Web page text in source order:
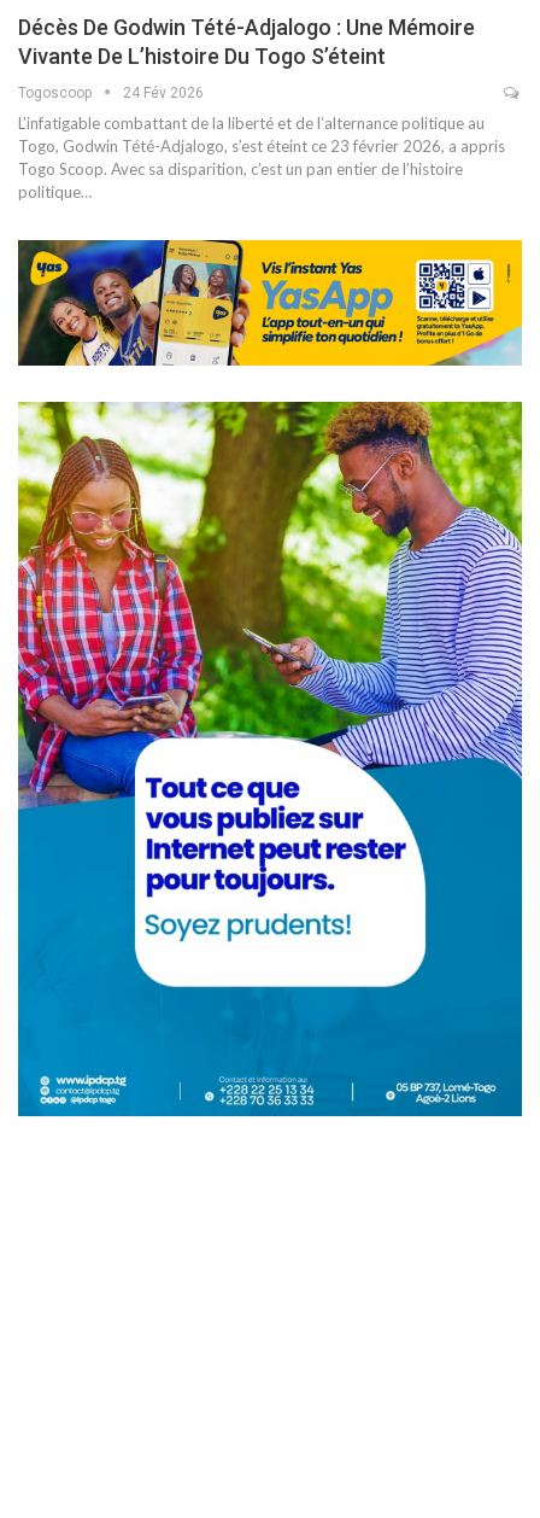
Décès De Godwin Tété-Adjalogo : Une Mémoire
Vivante De L’histoire Du Togo S’éteint
Togoscoop 24 Fév 2026
L’infatigable combattant de la liberté et de l’alternance politique au
Togo, Godwin Tété-Adjalogo, s’est éteint ce 23 février 2026, a appris
Togo Scoop. Avec sa disparition, c’est un pan entier de l’histoire
politique…